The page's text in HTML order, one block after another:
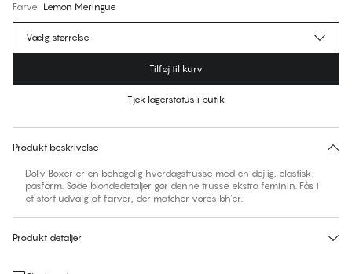
Farve: Lemon Meringue
Ingen foreslåede størrelse for dette item
Vælg størrelse
Tilføj til kurv
Tjek lagerstatus i butik
Produkt beskrivelse
Dolly Boxer er en behagelig hverdagstrusse med en dejlig, elastisk
pasform. Søde blondedetaljer gør denne trusse ekstra feminin. Fås i
et stort udvalg af farver, der matcher vores bh'er.
Produkt detaljer